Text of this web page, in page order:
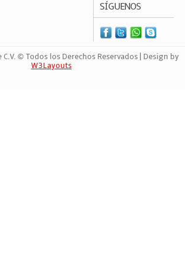
SÍGUENOS
C.V. © Todos los Derechos Reservados | Design by
W3Layouts